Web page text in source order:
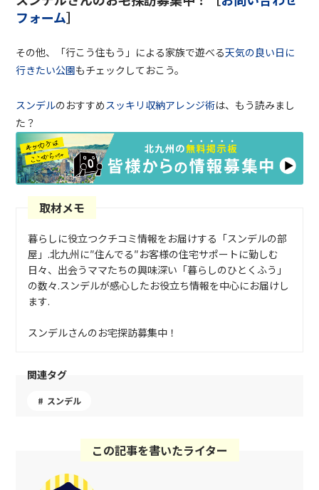
フォーム］
その他、「行こう住もう」による家族で遊べる天気の良い日に
行きたい公園もチェックしておこう。
スンデルのおすすめスッキリ収納アレンジ術は、もう読みまし
た？
取材メモ
暮らしに役立つクチコミ情報をお届けする「スンデルの部
屋」.北九州に″住んでる″お客様の住宅サポートに勤しむ
日々、出会うママたちの興味深い「暮らしのひとくふう」
の数々.スンデルが感心したお役立ち情報を中心にお届けし
ます.
スンデルさんのお宅探訪募集中！
関連タグ
スンデル
この記事を書いたライター